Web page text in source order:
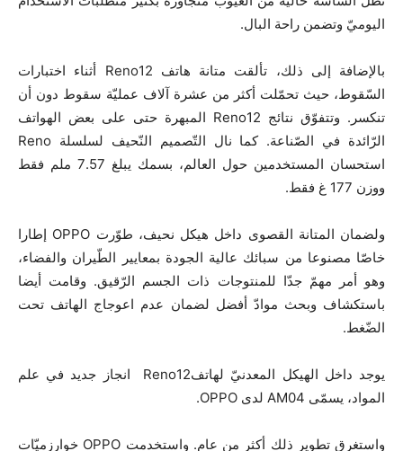
اليوميّ وتضمن راحة البال.
بالإضافة إلى ذلك، تألقت متانة هاتف Reno12 أثناء اختبارات
السّقوط، حيث تحمّلت أكثر من عشرة آلاف عمليّة سقوط دون أن
تنكسر. وتتفوّق نتائج Reno12 المبهرة حتى على بعض الهواتف
الرّائدة في الصّناعة. كما نال التّصميم النّحيف لسلسلة Reno
استحسان المستخدمين حول العالم، بسمك يبلغ 7.57 ملم فقط
ووزن 177 غ فقط.
ولضمان المتانة القصوى داخل هيكل نحيف، طوّرت OPPO إطارا
خاصّا مصنوعا من سبائك عالية الجودة بمعايير الطّيران والفضاء،
وهو أمر مهمّ جدّا للمنتوجات ذات الجسم الرّقيق. وقامت أيضا
باستكشاف وبحث موادّ أفضل لضمان عدم اعوجاج الهاتف تحت
الضّغط.
يوجد داخل الهيكل المعدنيّ لهاتفReno12 انجاز جديد في علم
المواد، يسمّى AM04 لدى OPPO.
واستغرق تطوير ذلك أكثر من عام. واستخدمت OPPO خوارزميّات